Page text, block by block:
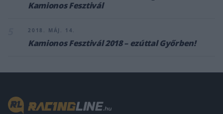
Kamionos Fesztivál
2018. MÁJ. 14.
Kamionos Fesztivál 2018 – ezúttal Győrben!